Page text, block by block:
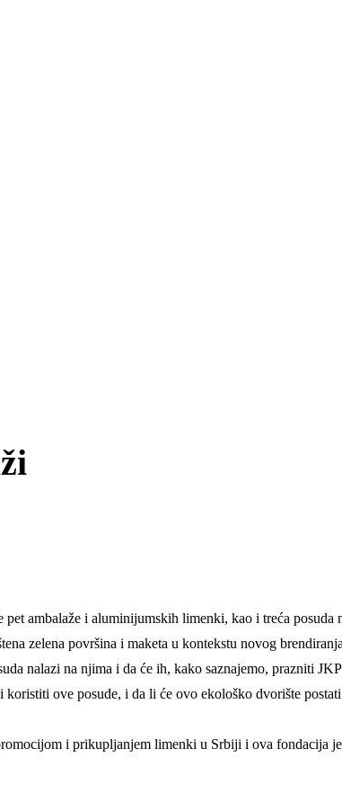
pet ambalaže i aluminijumskih limenki, kao i treća
zelena površina i maketa u kontekstu novog
nalazi na njima i da će ih, kako saznajemo, prazniti
ove posude, i da li će ovo ekološko dvorište
i prikupljanjem limenki u Srbiji i ova fondacija